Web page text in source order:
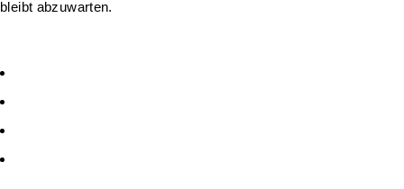
bleibt abzuwarten.